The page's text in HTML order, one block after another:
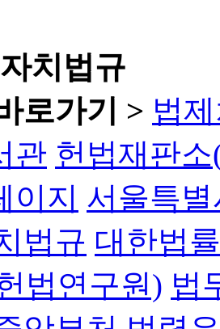
치법규
로가기 > 법
관 헌법재판
이지 서울특
법규 대한법
법연구원) 법